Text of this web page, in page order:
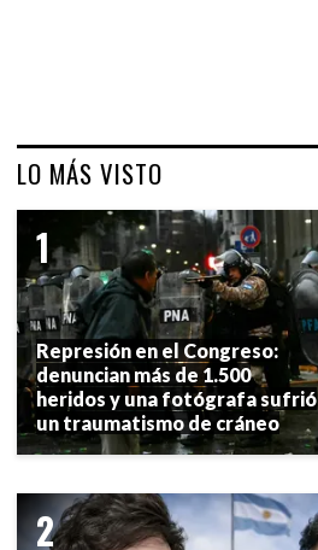
LO MÁS VISTO
Represión en el Congreso:
denuncian más de 1.500
heridos y una fotógrafa sufrió
un traumatismo de cráneo